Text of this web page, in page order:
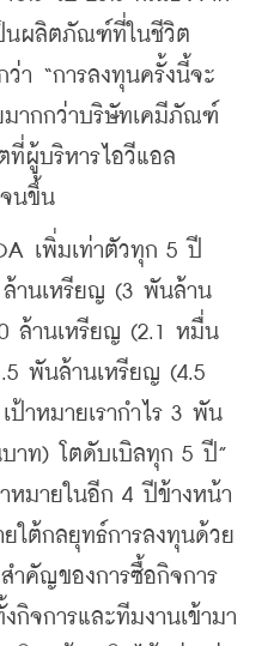
นผลิตภัณฑ์ที่ในชีวิต
ว่า “การลงทุนครั้งนี้จะ
มากกว่าบริษัทเคมีภัณฑ์
ที่ผู้บริหารไอวีแอล
จนขึ้น
เพิ่มเท่าตัวทุก 5 ปี
ล้านเหรียญ (3 พันล้าน
ล้านเหรียญ (2.1 หมื่น
พันล้านเหรียญ
เป้าหมายเรากำไร 3 พัน
าท) โตดับเบิลทุก 5 ปี
หมายในอีก 4 ปีข้างหน้า
ยใต้กลยุทธ์การลงทุนด้วย
ำคัญของการซื้อกิจการ
กิจการและทีมงานเข้ามา